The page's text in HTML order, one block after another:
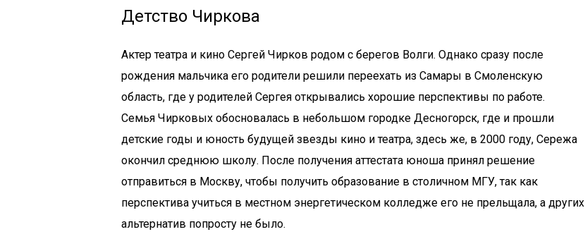
Детство Чиркова
Актер театра и кино Сергей Чирков родом с берегов Волги. Однако сразу после
рождения мальчика его родители решили переехать из Самары в Смоленскую
область, где у родителей Сергея открывались хорошие перспективы по работе.
Семья Чирковых обосновалась в небольшом городке Десногорск, где и прошли
детские годы и юность будущей звезды кино и театра, здесь же, в 2000 году, Сережа
окончил среднюю школу. После получения аттестата юноша принял решение
отправиться в Москву, чтобы получить образование в столичном МГУ, так как
перспектива учиться в местном энергетическом колледже его не прельщала, а других
альтернатив попросту не было.